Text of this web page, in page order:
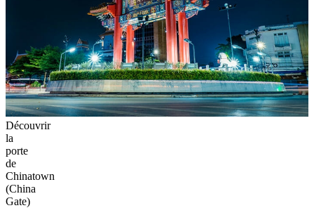
Découvrir
la
porte
de
Chinatown
(China
Gate)